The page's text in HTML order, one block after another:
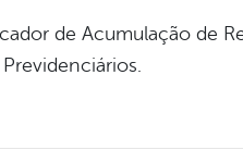
de Acumulação de